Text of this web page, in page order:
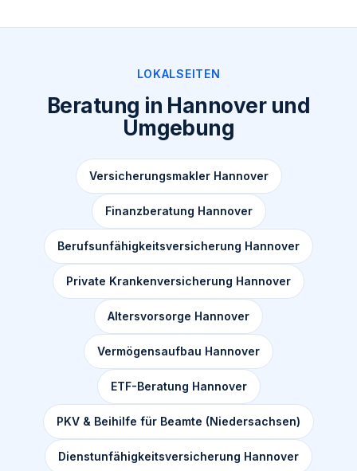
LOKALSEITEN
Beratung in Hannover und
Umgebung
Versicherungsmakler Hannover
Finanzberatung Hannover
Berufsunfähigkeitsversicherung Hannover
Private Krankenversicherung Hannover
Altersvorsorge Hannover
Vermögensaufbau Hannover
ETF-Beratung Hannover
PKV & Beihilfe für Beamte (Niedersachsen)
Dienstunfähigkeitsversicherung Hannover